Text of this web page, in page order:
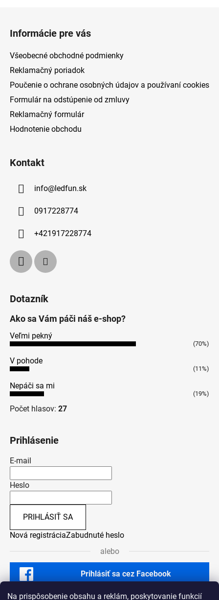
Na prispôsobenie obsahu a reklám, poskytovanie funkcií
Informácie pre vás
Všeobecné obchodné podmienky
Reklamačný poriadok
Poučenie o ochrane osobných údajov a používaní cookies
Formulár na odstúpenie od zmluvy
Reklamačný formulár
Hodnotenie obchodu
Kontakt
info@ledfun.sk
0917228774
+421917228774
Dotazník
Ako sa Vám páči náš e-shop?
Veľmi pekný
(70%)
V pohode
(11%)
Nepáči sa mi
(19%)
Počet hlasov: 27
Prihlásenie
E-mail
Heslo
PRIHLÁSIŤ SA
Nová registráciaZabudnuté heslo
alebo
Prihlásiť sa cez Facebook